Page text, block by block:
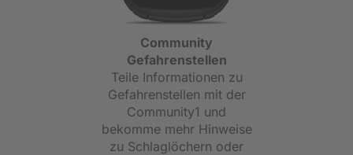
Community
Gefahrenstellen
Teile Informationen zu
Gefahrenstellen mit der
Community1 und
bekomme mehr Hinweise
zu Schlaglöchern oder